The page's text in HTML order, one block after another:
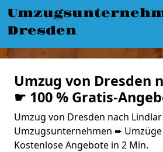
Dresden
Umzug von Dresden
☛ 100 % Gratis-
Umzug von Dresden nach Lindlar
Umzugsunternehmen ➨ Umzüge
Kostenlose Angebote in 2 Min.